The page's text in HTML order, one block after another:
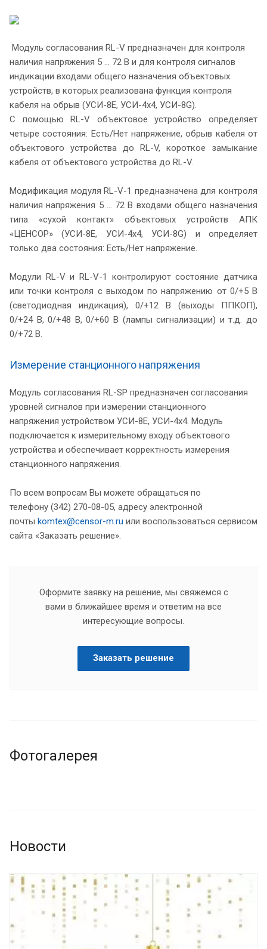
Модуль согласования RL-V предназначен для контроля
наличия напряжения 5 … 72 В и для контроля сигналов
индикации входами общего назначения объектовых
устройств, в которых реализована функция контроля
кабеля на обрыв (УСИ-8Е, УСИ-4х4, УСИ-8G).
С помощью RL-V объектовое устройство определяет
четыре состояния: Есть/Нет напряжение, обрыв кабеля от
объектового устройства до RL-V, короткое замыкание
кабеля от объектового устройства до RL-V.
Модификация модуля RL-V-1 предназначена для контроля
наличия напряжения 5 … 72 В входами общего назначения
типа «сухой контакт» объектовых устройств АПК
«ЦЕНСОР» (УСИ-8Е, УСИ-4х4, УСИ-8G) и определяет
только два состояния: Есть/Нет напряжение.
Модули RL-V и RL-V-1 контролируют состояние датчика
или точки контроля с выходом по напряжению от 0/+5 В
(светодиодная индикация), 0/+12 В (выходы ППКОП),
0/+24 В, 0/+48 В, 0/+60 В (лампы сигнализации) и т.д. до
0/+72 В.
Измерение станционного напряжения
Модуль согласования RL-SP предназначен согласования
уровней сигналов при измерении станционного
напряжения устройством УСИ-8Е, УСИ-4х4. Модуль
подключается к измерительному входу объектового
устройства и обеспечивает корректность измерения
станционного напряжения.
По всем вопросам Вы можете обращаться по
телефону (342) 270-08-05, адресу электронной
почты komtex@censor-m.ru или воспользоваться сервисом
сайта «Заказать решение».
Оформите заявку на решение, мы свяжемся с
вами в ближайшее время и ответим на все
интересующие вопросы.
Заказать решение
Фотогалерея
Новости